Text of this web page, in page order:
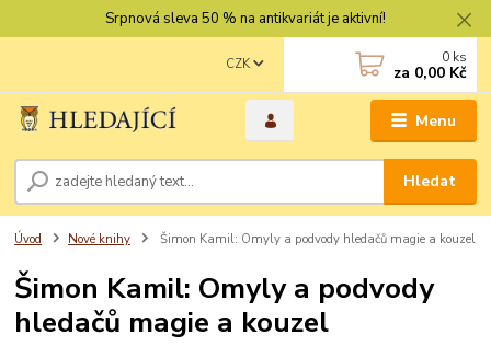
Srpnová sleva 50 % na antikvariát je aktivní!
Menu
CZK
Hledat
0 ks
za 0,00 Kč
Úvod Nové knihy Šimon Kamil: Omyly a podvody hledačů magie a kouzel
Šimon Kamil: Omyly a podvody
hledačů magie a kouzel